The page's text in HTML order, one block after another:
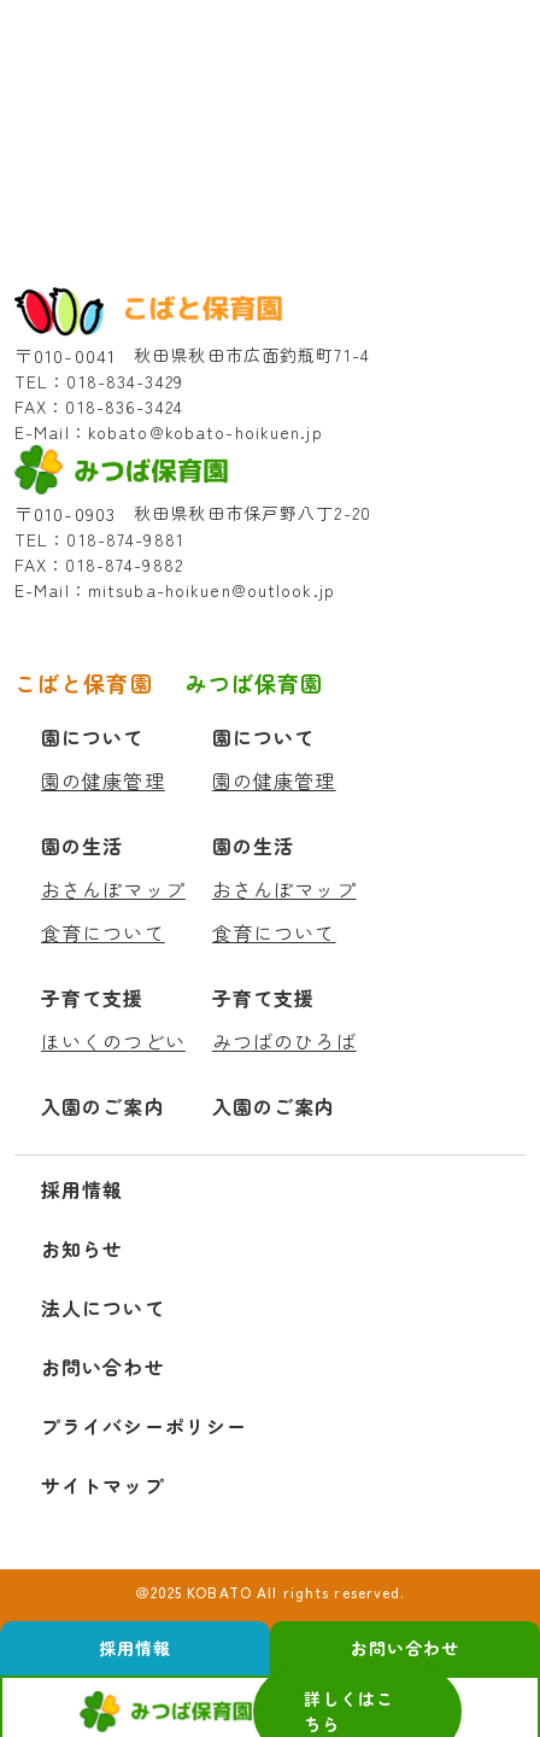
採用情報 お問い合わせ
詳しくはこ
ちら
〒010-0041
秋田県秋田市広面釣瓶町71-4
TEL：018-834-3429
FAX：018-836-3424
E-Mail：kobato@kobato-hoikuen.jp
〒010-0903
秋田県秋田市保戸野八丁2-20
TEL：018-874-9881
FAX：018-874-9882
E-Mail：mitsuba-hoikuen@outlook.jp
こばと保育園
園について
園の健康管理
園の生活
おさんぽマップ
食育について
子育て支援
ほいくのつどい
入園のご案内
みつば保育園
園について
園の健康管理
園の生活
おさんぽマップ
食育について
子育て支援
みつばのひろば
入園のご案内
採用情報
お知らせ
法人について
お問い合わせ
プライバシーポリシー
サイトマップ
＠2025 KOBATO All rights reserved.